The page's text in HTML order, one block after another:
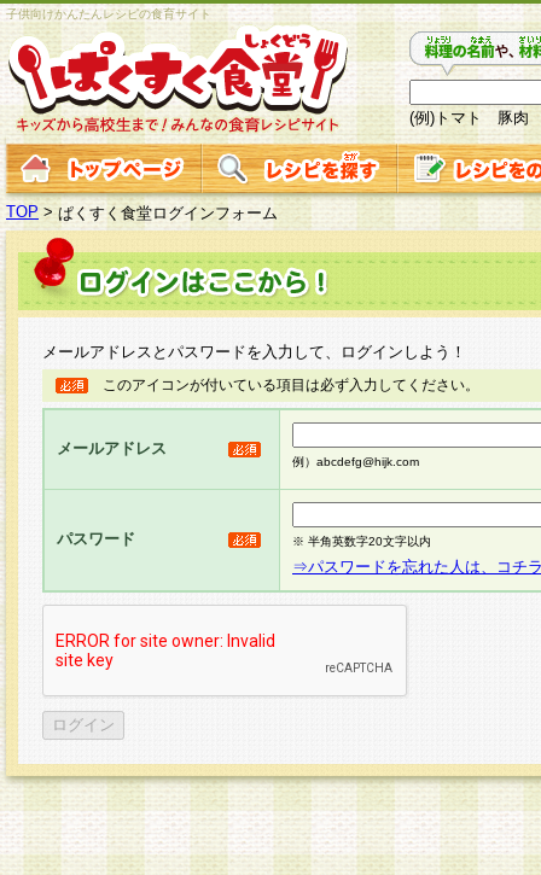
子供向けかんたんレシピの食育サイト
(例)トマト 豚肉
TOP > ぱくすく食堂ログインフォーム
メールアドレスとパスワードを入力して、ログインしよう！
このアイコンが付いている項目は必ず入力してください。
メールアドレス
例）abcdefg@hijk.com
パスワード ※ 半角英数字20文字以内
⇒パスワードを忘れた人は、コチ